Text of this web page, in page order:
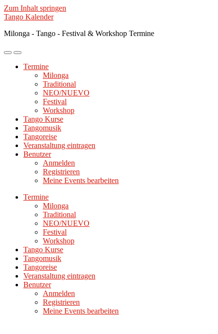
Zum Inhalt springen
Tango Kalender
Milonga - Tango - Festival & Workshop Termine
Mobile-
ein-/ausblenden
Suchfeld
ein-/ausblenden
Termine
Milonga
Traditional
NEO/NUEVO
Festival
Workshop
Tango Kurse
Tangomusik
Tangoreise
Veranstaltung eintragen
Benutzer
Anmelden
Registrieren
Meine Events bearbeiten
Termine
Milonga
Traditional
NEO/NUEVO
Festival
Workshop
Tango Kurse
Tangomusik
Tangoreise
Veranstaltung eintragen
Benutzer
Anmelden
Registrieren
Meine Events bearbeiten